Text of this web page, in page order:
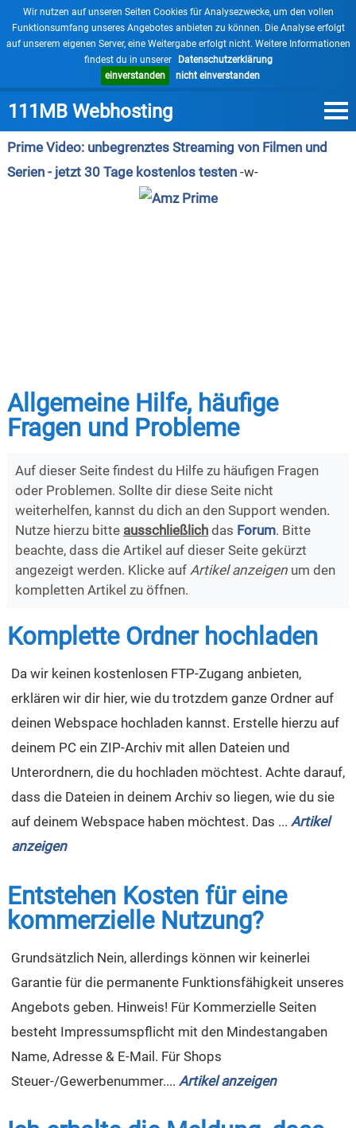
Wir nutzen auf unseren Seiten Cookies für Analysezwecke, um den vollen
Funktionsumfang unseres Angebotes anbieten zu können. Die Analyse erfolgt
auf unserem eigenen Server, eine Weitergabe erfolgt nicht. Weitere Informationen
findest du in unserer
Datenschutzerklärung
einverstanden
nicht einverstanden
111MB Webhosting
×
Prime Video: unbegrenztes Streaming von Filmen und
Serien - jetzt 30 Tage kostenlos testen -w-
Allgemeine Hilfe, häufige
Fragen und Probleme
Auf dieser Seite findest du Hilfe zu häufigen Fragen
oder Problemen. Sollte dir diese Seite nicht
weiterhelfen, kannst du dich an den Support wenden.
Nutze hierzu bitte ausschließlich das Forum. Bitte
beachte, dass die Artikel auf dieser Seite gekürzt
angezeigt werden. Klicke auf Artikel anzeigen um den
kompletten Artikel zu öffnen.
Komplette Ordner hochladen
Da wir keinen kostenlosen FTP-Zugang anbieten,
erklären wir dir hier, wie du trotzdem ganze Ordner auf
deinen Webspace hochladen kannst. Erstelle hierzu auf
deinem PC ein ZIP-Archiv mit allen Dateien und
Unterordnern, die du hochladen möchtest. Achte darauf,
dass die Dateien in deinem Archiv so liegen, wie du sie
auf deinem Webspace haben möchtest. Das ... Artikel
anzeigen
Entstehen Kosten für eine
kommerzielle Nutzung?
Grundsätzlich Nein, allerdings können wir keinerlei
Garantie für die permanente Funktionsfähigkeit unseres
Angebots geben. Hinweis! Für Kommerzielle Seiten
besteht Impressumspflicht mit den Mindestangaben
Name, Adresse & E-Mail. Für Shops
Steuer-/Gewerbenummer.... Artikel anzeigen